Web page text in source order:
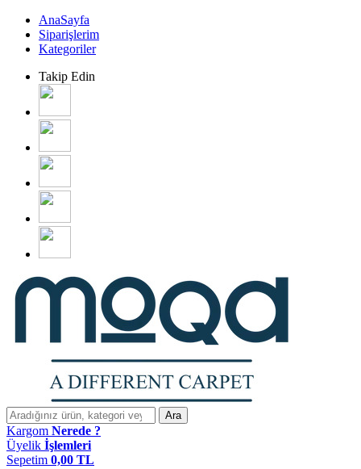
AnaSayfa
Siparişlerim
Kategoriler
Takip Edin
Ara
Kargom Nerede ?
Üyelik İşlemleri
Sepetim 0,00 TL